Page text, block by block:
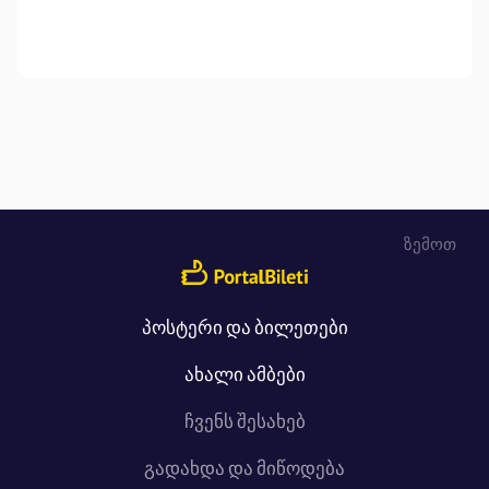
ზემოთ
პოსტერი და ბილეთები
ახალი ამბები
ჩვენს შესახებ
გადახდა და მიწოდება